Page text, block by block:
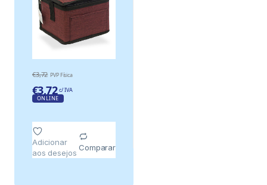
€3,72 PVP Física
€3,72 c/ IVA
ONLINE
Adicionar
aos desejos
Comparar